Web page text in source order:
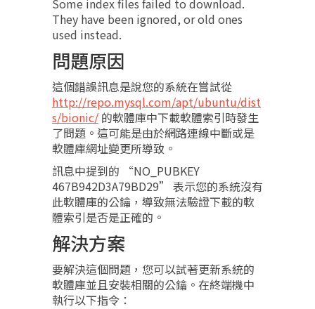
Some index files failed to download.
They have been ignored, or old ones
used instead.
問題原因
這個錯誤訊息是說您的系統在嘗試從
http://repo.mysql.com/apt/ubuntu/dist
s/bionic/ 的軟體庫中下載軟體索引時發生
了問題。這可能是由於網路連線中斷或是
軟體庫網址變更所導致。
訊息中提到的 “NO_PUBKEY
467B942D3A79BD29” 表示您的系統沒有
此軟體庫的公鑰，導致無法驗證下載的軟
體索引是否是正確的。
解決方案
要解決這個問題，您可以試著更新系統的
軟體庫並且安裝相關的公鑰。在終端機中
執行以下指令：